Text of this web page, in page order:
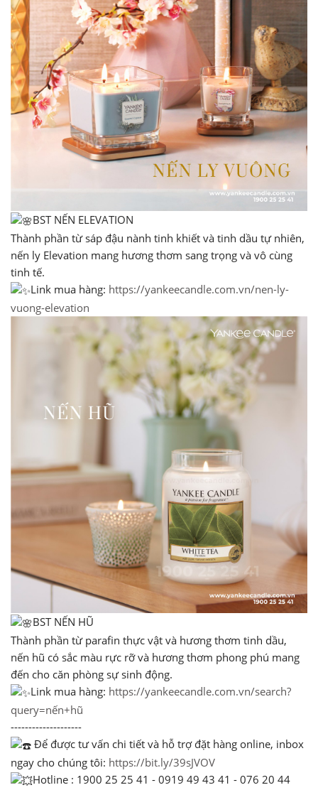
BST NẾN ELEVATION
Thành phần từ sáp đậu nành tinh khiết và tinh dầu tự nhiên,
nến ly Elevation mang hương thơm sang trọng và vô cùng
tinh tế.
Link mua hàng: https://yankeecandle.com.vn/nen-ly-
vuong-elevation
BST NẾN HŨ
Thành phần từ parafin thực vật và hương thơm tinh dầu,
nến hũ có sắc màu rực rỡ và hương thơm phong phú mang
đến cho căn phòng sự sinh động.
Link mua hàng: https://yankeecandle.com.vn/search?
query=nến+hũ
--------------------
Để được tư vấn chi tiết và hỗ trợ đặt hàng online, inbox
ngay cho chúng tôi: https://bit.ly/39sJVOV
Hotline : 1900 25 25 41 - 0919 49 43 41 - 076 20 44